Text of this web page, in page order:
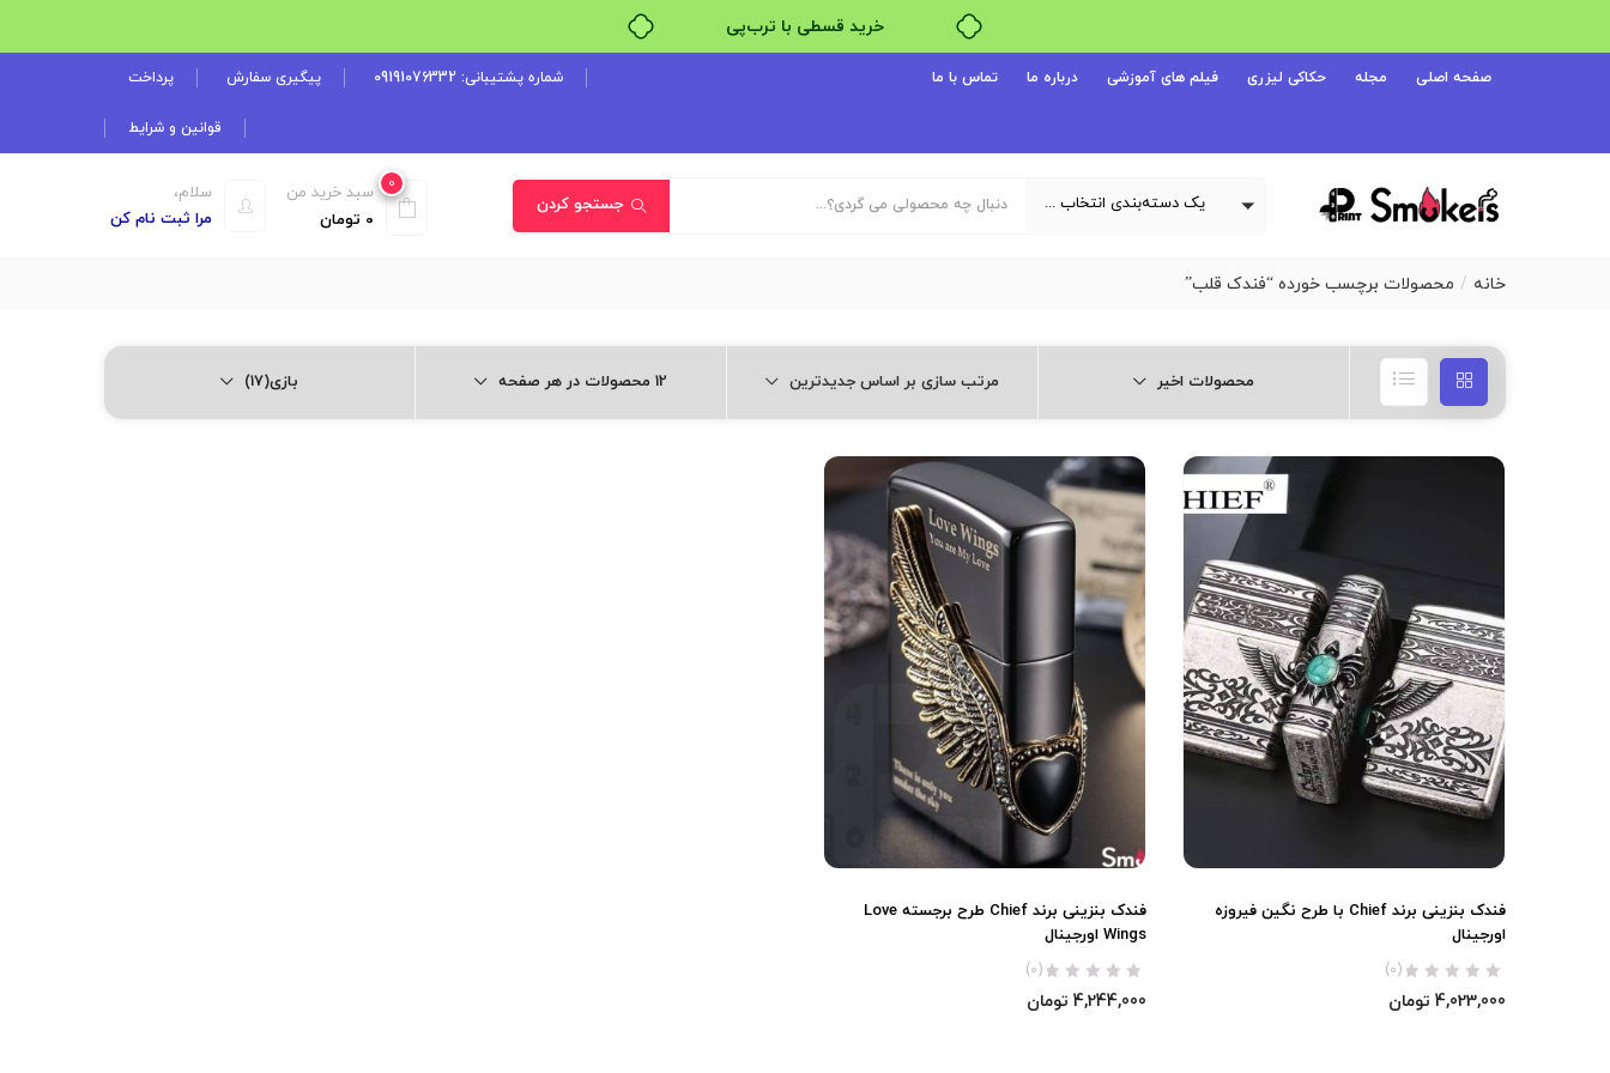
خرید قسطی با ترب‌پی
صفحه اصلی مجله حکاکی لیزری فیلم های آموزشی درباره ما تماس با ما شماره پشتیبانی: 09191076332 پیگیری سفارش پرداخت
قوانین و شرایط
یک دسته‌بندی انتخاب کنید جستجو کردن
سلام،
مرا ثبت نام کن
0
سبد خرید من
0 تومان
خانه محصولات برچسب خورده “فندک قلب”
محصولات اخیر مرتب سازی بر اساس جدیدترین 12 محصولات در هر صفحه بازی(17)
فندک بنزینی برند Chief با طرح نگین فیروزه
اورجینال
(0)
4,023,000 تومان
فندک بنزینی برند Chief طرح برجسته Love
Wings اورجینال
(0)
4,244,000 تومان